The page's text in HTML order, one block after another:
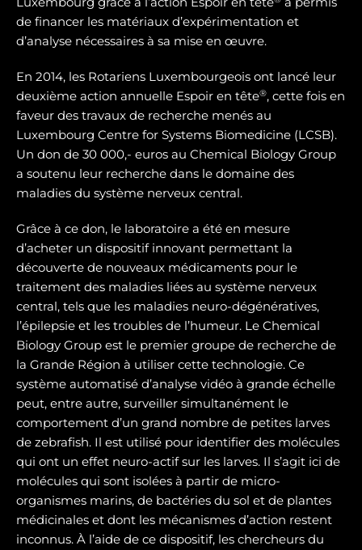
de financer les matériaux d’expérimentation et
d’analyse nécessaires à sa mise en œuvre.
En 2014, les Rotariens Luxembourgeois ont lancé leur
deuxième action annuelle Espoir en tête®, cette fois en
faveur des travaux de recherche menés au
Luxembourg Centre for Systems Biomedicine (LCSB).
Un don de 30 000,- euros au Chemical Biology Group
a soutenu leur recherche dans le domaine des
maladies du système nerveux central.
Grâce à ce don, le laboratoire a été en mesure
d’acheter un dispositif innovant permettant la
découverte de nouveaux médicaments pour le
traitement des maladies liées au système nerveux
central, tels que les maladies neuro-dégénératives,
l’épilepsie et les troubles de l’humeur. Le Chemical
Biology Group est le premier groupe de recherche de
la Grande Région à utiliser cette technologie. Ce
système automatisé d’analyse vidéo à grande échelle
peut, entre autre, surveiller simultanément le
comportement d’un grand nombre de petites larves
de zebrafish. Il est utilisé pour identifier des molécules
qui ont un effet neuro-actif sur les larves. Il s’agit ici de
molécules qui sont isolées à partir de micro-
organismes marins, de bactéries du sol et de plantes
médicinales et dont les mécanismes d’action restent
inconnus. À l’aide de ce dispositif, les chercheurs du